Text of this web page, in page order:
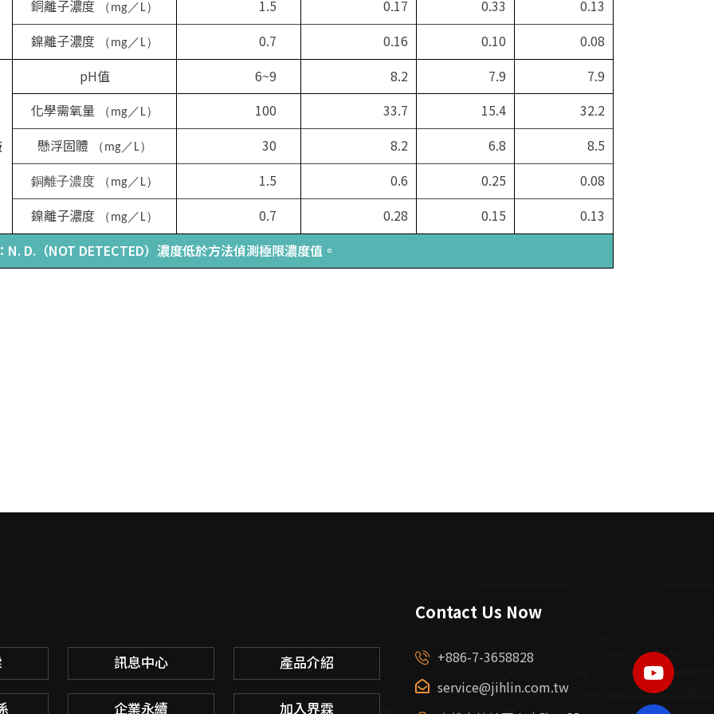
銅離子濃度 （mg／L） 1.5 0.17 0.33
0.13
鎳離子濃度
（mg／L） 0.7 0.16 0.10 0.08
pH值 6~9 8.2 7.9
7.9
化學需氧量
（mg／L） 100 33.7 15.4
32.2
懸浮固體
（mg／L） 30 8.2 6.8 8.5
銅離子濃度 （mg／L） 1.5 0.6 0.25
0.08
鎳離子濃度
（mg／L） 0.7 0.28 0.15
0.13
N. D.（NOT DETECTED）濃度低於方法偵測極限濃度值。
訊息中心 產品介紹
企業永續 加入界霖
Contact Us Now
+886-7-3658828
service@jihlin.com.tw